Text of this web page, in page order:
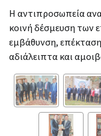
Η αντιπροσωπεία
κοινή δέσμευση των
εμβάθυνση,
αδιάλειπτα και